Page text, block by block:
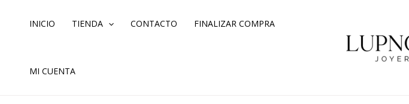
INICIO TIENDA CONTACTO FINALIZAR COMPRA
MI CUENTA